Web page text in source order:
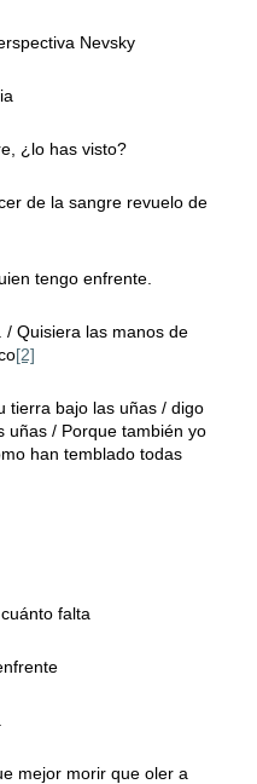
Nevsky
¿lo has visto?
de la sangre revuelo de
tengo enfrente.
/ Quisiera las manos de
[2]
tierra bajo las uñas / digo
uñas / Porque también yo
han temblado todas
falta
mejor morir que oler a